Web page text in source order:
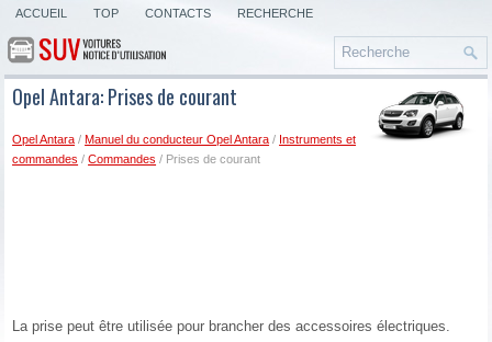
ACCUEIL TOP CONTACTS RECHERCHE
Opel Antara: Prises de courant
Opel Antara /Manuel du conducteur Opel Antara / Instruments et
commandes /Commandes / Prises de courant
La prise peut être utilisée pour brancher des accessoires électriques.